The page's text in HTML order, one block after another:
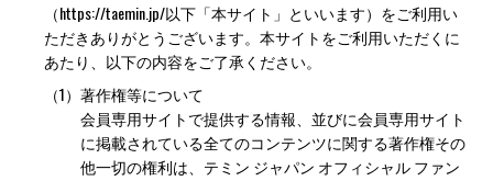
（https://taemin.jp/以下「本サイト」といいます）をご利用い
ただきありがとうございます。本サイトをご利用いただくに
あたり、以下の内容をご了承ください。
（1） 著作権等について
会員専用サイトで提供する情報、並びに会員専用サイト
に掲載されている全てのコンテンツに関する著作権その
他一切の権利は、テミン ジャパン オフィシャル ファン